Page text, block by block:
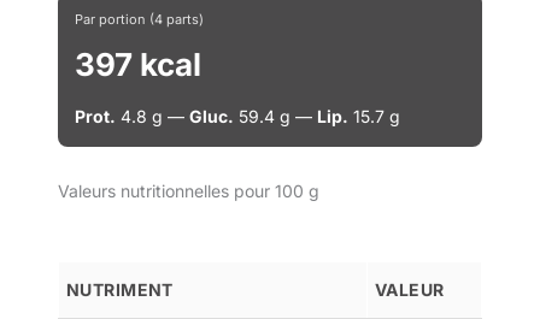
Par portion (4 parts)
397 kcal
Prot. 4.8 g — Gluc. 59.4 g — Lip. 15.7 g
Valeurs nutritionnelles pour 100 g
NUTRIMENT VALEUR